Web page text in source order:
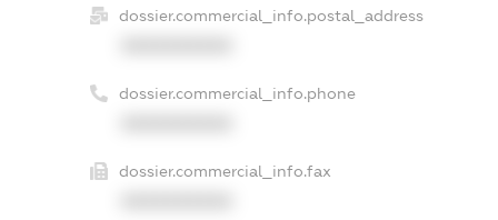
dossier.commercial_info.postal_address
dossier.commercial_info.phone
dossier.commercial_info.fax